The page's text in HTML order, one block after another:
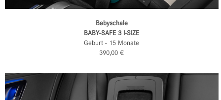
Babyschale
BABY-SAFE 3 I-SIZE
Geburt - 15 Monate
390,00 €